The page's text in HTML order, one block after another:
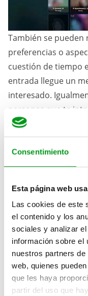
Consentimiento
Esta página web
Las cookies de este
el contenido y los
sociales y analizar
información sobre el
nuestros partners
web, quienes
que les haya
partir del uso que
También se pueden
preferencias o
cuestión de tiempo
entrada llegue un
interesado.
personas que te
tener una cuenta
la base de la
interesa. Como se
basadas en
privacidad es clave.
todo lo posible
falsas, siempre
ocultos.